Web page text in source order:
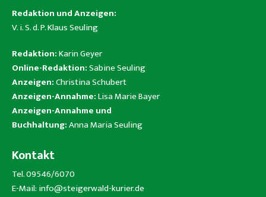
Redaktion und Anzeigen:
V. i. S. d. P. Klaus Seuling
Redaktion:Karin Geyer
Online-Redaktion:Sabine Seuling
Anzeigen:Christina Schubert
Anzeigen-Annahme:Lisa Marie Bayer
Anzeigen-Annahme und
Buchhaltung:Anna Maria Seuling
Kontakt
Tel. 09546/6070
E-Mail: info@steigerwald-kurier.de